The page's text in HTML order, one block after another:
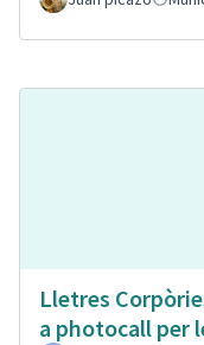
Lletres
a photocall per